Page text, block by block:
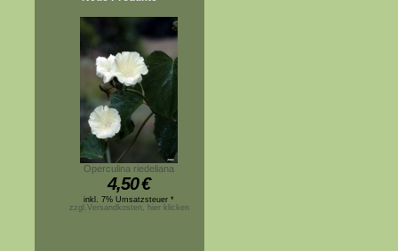
Operculina riedeliana
4,50€
inkl. 7% Umsatzsteuer *
zzgl.Versandkosten, hier klicken